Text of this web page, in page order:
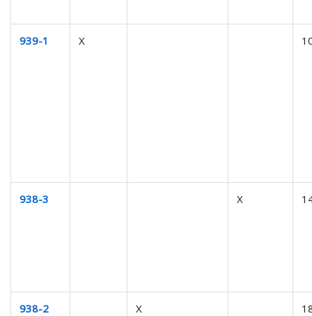
939-1 X
938-3 X
938-2 X